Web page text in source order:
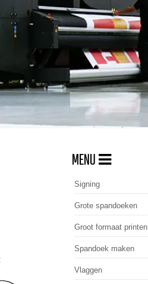
MENU
Signing
Grote spandoeken
Groot formaat printen
Spandoek maken
Vlaggen